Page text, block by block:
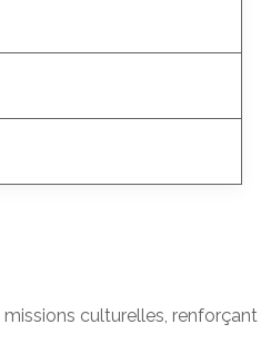
culturelles, renforçant